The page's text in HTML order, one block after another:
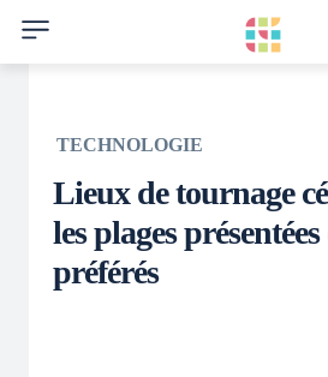
TECHNOLOGIE
Lieux de tournage
les plages
préférés